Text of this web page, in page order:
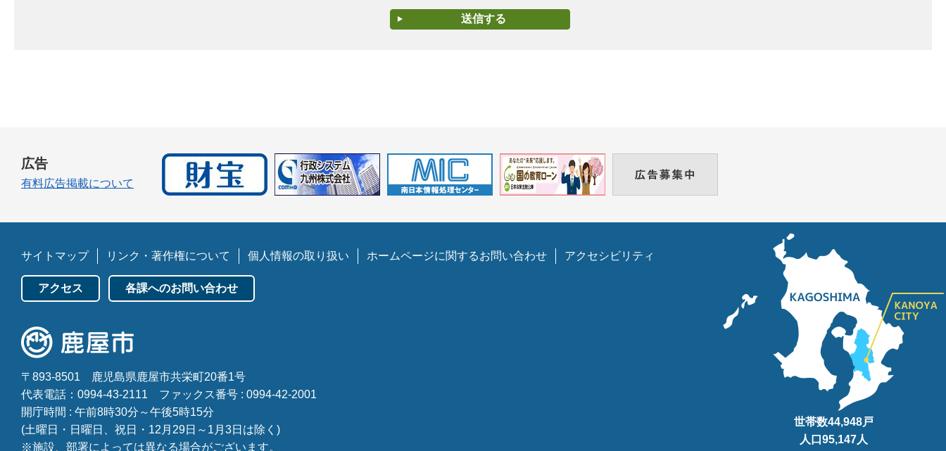
広告
有料広告掲載について
サイトマップ リンク・著作権について 個人情報の取り扱い ホームページに関するお問い合わせ アクセシビリティ
アクセス 各課へのお問い合わせ
〒893-8501
鹿児島県鹿屋市共栄町20番1号
代表電話：0994-43-2111
ファックス番号 : 0994-42-2001
開庁時間 : 午前8時30分～午後5時15分
(土曜日・日曜日、祝日・12月29日～1月3日は除く)
※施設、部署によっては異なる場合がございます。
世帯数44,948戸
人口95,147人